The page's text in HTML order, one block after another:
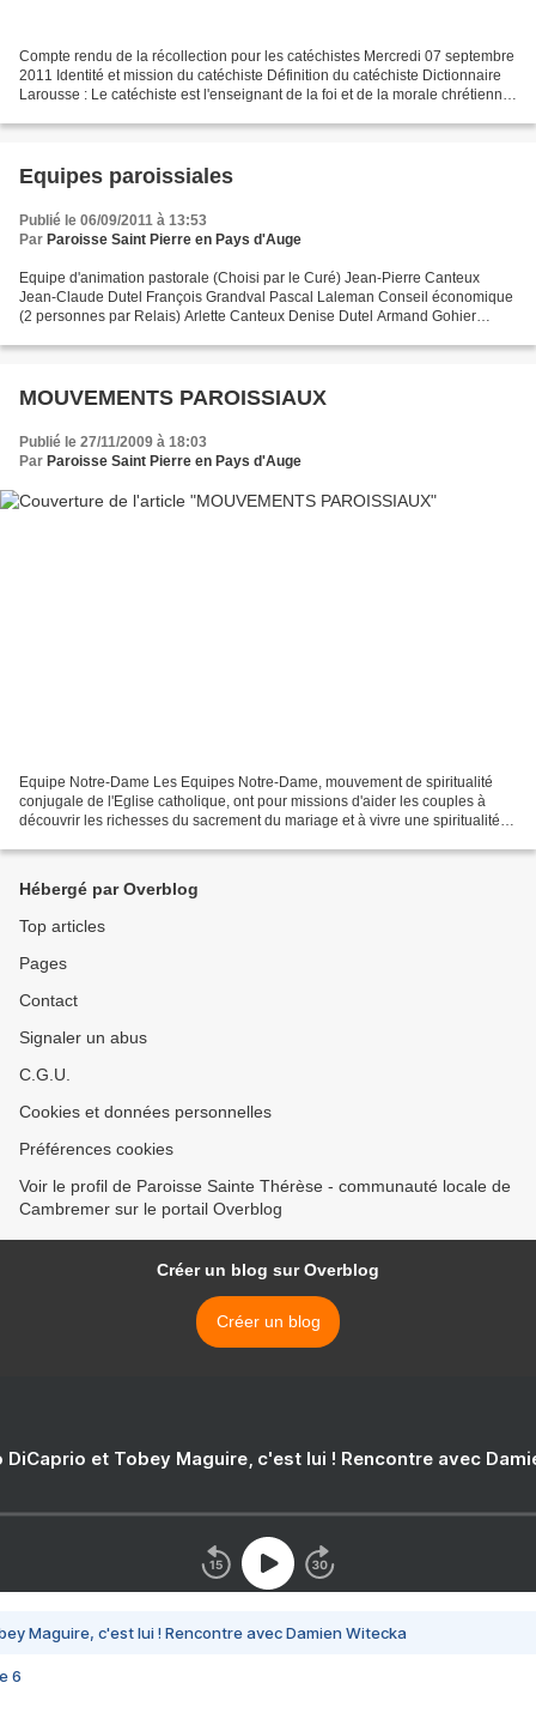
Compte rendu de la récollection pour les catéchistes Mercredi 07 septembre
2011 Identité et mission du catéchiste Définition du catéchiste Dictionnaire
Larousse : Le catéchiste est l'enseignant de la foi et de la morale chrétienne.
Equipes paroissiales
Publié le 06/09/2011 à 13:53
Par Paroisse Saint Pierre en Pays d'Auge
Equipe d'animation pastorale (Choisi par le Curé) Jean-Pierre Canteux
Jean-Claude Dutel François Grandval Pascal Laleman Conseil économique
(2 personnes par Relais) Arlette Canteux Denise Dutel Armand Gohier
MOUVEMENTS PAROISSIAUX
Publié le 27/11/2009 à 18:03
Par Paroisse Saint Pierre en Pays d'Auge
Equipe Notre-Dame Les Equipes Notre-Dame, mouvement de spiritualité
conjugale de l'Eglise catholique, ont pour missions d'aider les couples à
découvrir les richesses du sacrement du mariage et à vivre une spiritualité
Hébergé par Overblog
Top articles
Pages
Contact
Signaler un abus
C.G.U.
Cookies et données personnelles
Préférences cookies
Voir le profil de Paroisse Sainte Thérèse - communauté locale de
Cambremer sur le portail Overblog
Créer un blog sur Overblog
Créer un blog
DiCaprio et Tobey Maguire, c'est lui ! Rencontre avec
Maguire, c'est lui ! Rencontre avec Damien Witecka
6